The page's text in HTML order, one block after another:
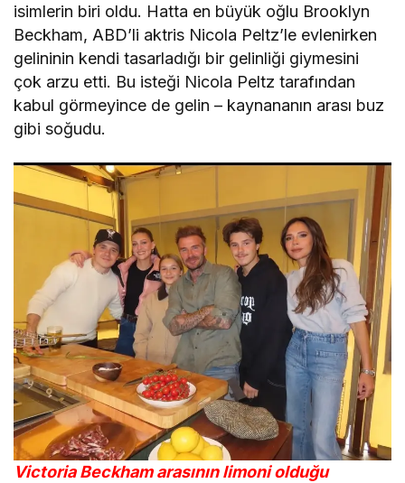
isimlerin biri oldu. Hatta en büyük oğlu Brooklyn
Beckham, ABD’li aktris Nicola Peltz’le evlenirken
gelininin kendi tasarladığı bir gelinliği giymesini
çok arzu etti. Bu isteği Nicola Peltz tarafından
kabul görmeyince de gelin – kaynananın arası buz
gibi soğudu.
Victoria Beckham arasının limoni olduğu